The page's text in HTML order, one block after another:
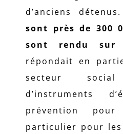
d’anciens détenus.
sont près de 300
sont rendu sur
répondait en
secteur
d’instruments
prévention
particulier pour